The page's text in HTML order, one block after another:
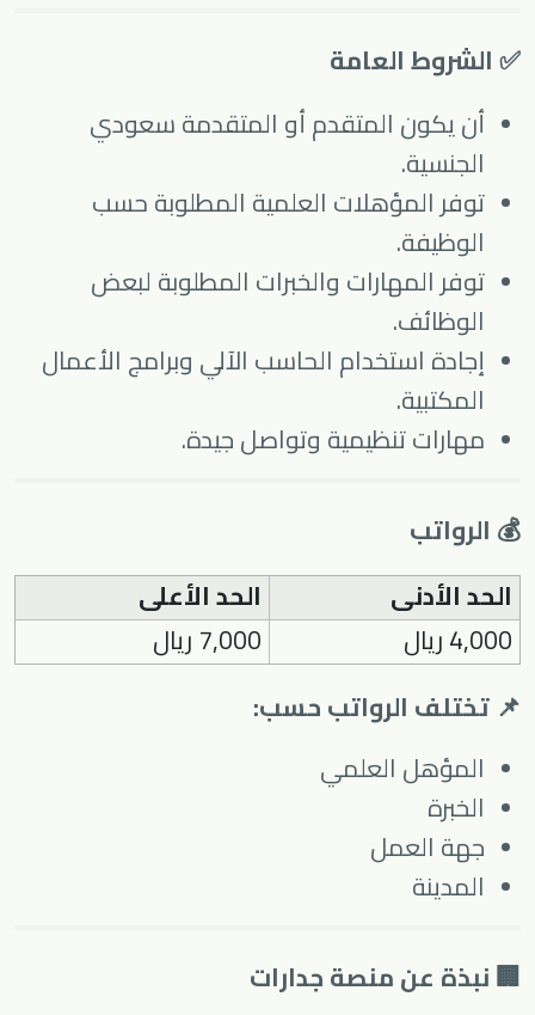
✅ الشروط العامة
أن يكون المتقدم أو المتقدمة سعودي
الجنسية.
توفر المؤهلات العلمية المطلوبة حسب
الوظيفة.
توفر المهارات والخبرات المطلوبة لبعض
الوظائف.
إجادة استخدام الحاسب الآلي وبرامج الأعمال
المكتبية.
مهارات تنظيمية وتواصل جيدة.
💰 الرواتب
الحد الأدنى
الحد الأعلى
4,000 ريال
7,000 ريال
📌 تختلف الرواتب حسب:
المؤهل العلمي
الخبرة
جهة العمل
المدينة
🏢 نبذة عن منصة جدارات